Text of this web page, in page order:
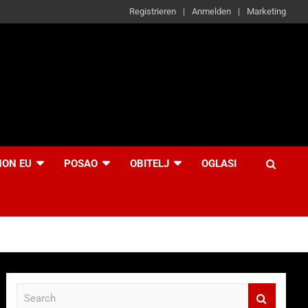
Registrieren Anmelden Marketing
EU POSAO OBITELJ OGLASI